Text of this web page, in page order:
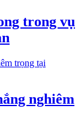
trong vụ
nghiêm